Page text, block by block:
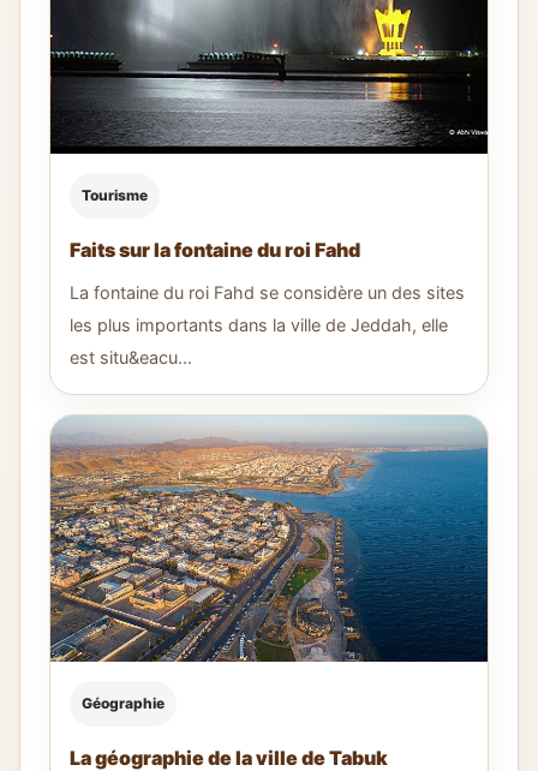
Tourisme
Faits sur la fontaine du roi Fahd
La fontaine du roi Fahd se considère un des sites
les plus importants dans la ville de Jeddah, elle
est situ&eacu...
Géographie
La géographie de la ville de Tabuk